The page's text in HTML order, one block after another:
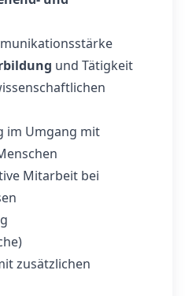
und Tätigkeit
im Umgang mit
Mitarbeit bei
zusätzlichen